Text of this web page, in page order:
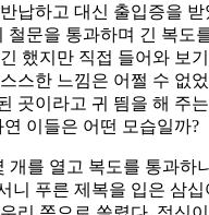
납하고 대신 출입증을
철문을 통과하며 긴 복도
했지만 직접 들어와 보
스한 느낌은 어쩔 수 없
곳이라고 귀 띔을 해 주
이들은 어떤 모습일까?
개를 열고 복도를 통과하
니 푸른 제복을 입은 삼십